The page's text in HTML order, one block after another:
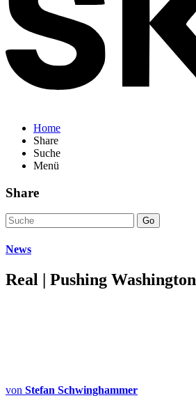
Home
Share
Suche
Menü
Share
Go
News
Real | Pushing Washington
von Stefan Schwinghammer